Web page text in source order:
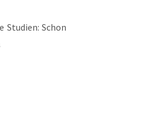
Studien: Schon